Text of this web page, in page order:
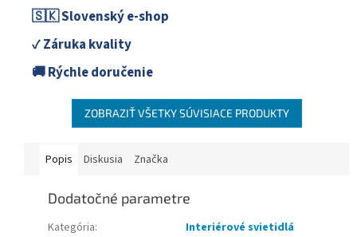
🇸🇰 Slovenský e-shop
✓ Záruka kvality
🚚 Rýchle doručenie
ZOBRAZIŤ VŠETKY SÚVISIACE PRODUKTY
Popis Diskusia Značka
Dodatočné parametre
Kategória:
Interiérové svietidlá